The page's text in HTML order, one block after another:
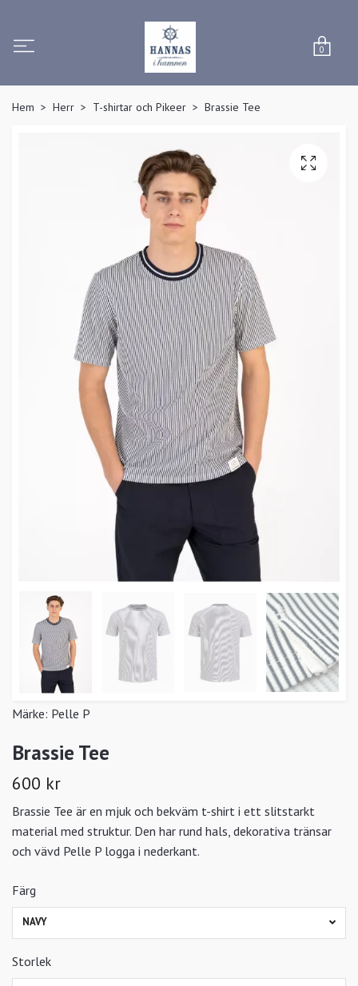
0
Hem Herr T-shirtar och Pikeer Brassie Tee
Märke: Pelle P
Brassie Tee
600 kr
Brassie Tee är en mjuk och bekväm t-shirt i ett slitstarkt
material med struktur. Den har rund hals, dekorativa tränsar
och vävd Pelle P logga i nederkant.
Färg
NAVY
Storlek